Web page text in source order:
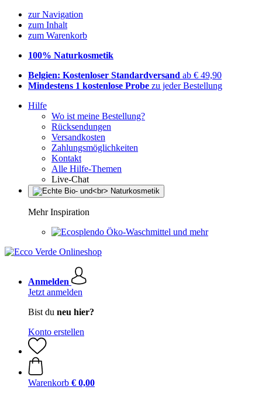
zur Navigation
zum Inhalt
zum Warenkorb
100% Naturkosmetik
Belgien: Kostenloser Standardversand ab € 49,90
Mindestens 1 kostenlose Probe zu jeder Bestellung
Hilfe
Wo ist meine Bestellung?
Rücksendungen
Versandkosten
Zahlungsmöglichkeiten
Kontakt
Alle Hilfe-Themen
Live-Chat
Mehr Inspiration
Öko-Waschmittel und mehr
Anmelden
Jetzt anmelden
Bist du neu hier?
Konto erstellen
Warenkorb € 0,00